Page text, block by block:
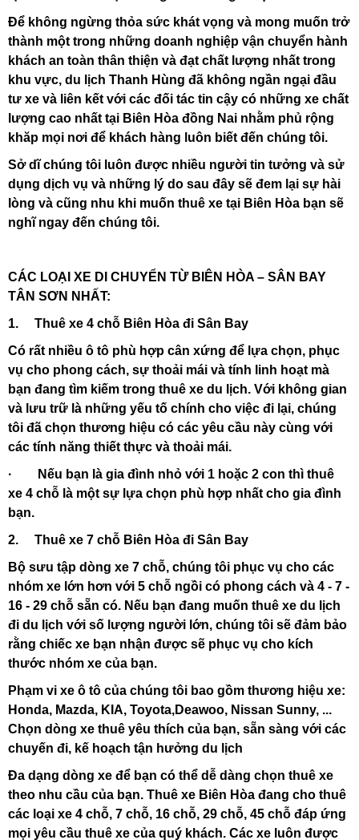
Để không ngừng thỏa sức khát vọng và mong muốn trở
thành một trong những doanh nghiệp vận chuyển hành
khách an toàn thân thiện và đạt chất lượng nhất trong
khu vực, du lịch Thanh Hùng đã không ngần ngại đầu
tư xe và liên kết với các đối tác tin cậy có những xe chất
lượng cao nhất tại Biên Hòa đồng Nai nhằm phủ rộng
khăp mọi nơi để khách hàng luôn biết đến chúng tôi.
Sở dĩ chúng tôi luôn được nhiều người tin tưởng và sử
dụng dịch vụ và những lý do sau đây sẽ đem lại sự hài
lòng và cũng nhu khi muốn thuê xe tại Biên Hòa bạn sẽ
nghĩ ngay đến chúng tôi.
CÁC LOẠI XE DI CHUYỂN TỪ BIÊN HÒA – SÂN BAY
TÂN SƠN NHẤT:
1. Thuê xe 4 chỗ Biên Hòa đi Sân Bay
Có rất nhiều ô tô phù hợp cân xứng để lựa chọn, phục
vụ cho phong cách, sự thoải mái và tính linh hoạt mà
bạn đang tìm kiếm trong thuê xe du lịch. Với không gian
và lưu trữ là những yếu tố chính cho việc đi lại, chúng
tôi đã chọn thương hiệu có các yêu cầu này cùng với
các tính năng thiết thực và thoải mái.
· Nếu bạn là gia đình nhỏ với 1 hoặc 2 con thì thuê
xe 4 chỗ là một sự lựa chọn phù hợp nhất cho gia đình
bạn.
2. Thuê xe 7 chỗ Biên Hòa đi Sân Bay
Bộ sưu tập dòng xe 7 chỗ, chúng tôi phục vụ cho các
nhóm xe lớn hơn với 5 chỗ ngồi có phong cách và 4 - 7 -
16 - 29 chỗ sẵn có. Nếu bạn đang muốn thuê xe du lịch
đi du lịch với số lượng người lớn, chúng tôi sẽ đảm bảo
rằng chiếc xe bạn nhận được sẽ phục vụ cho kích
thước nhóm xe của bạn.
Phạm vi xe ô tô của chúng tôi bao gồm thương hiệu xe:
Honda, Mazda, KIA, Toyota,Deawoo, Nissan Sunny, ...
Chọn dòng xe thuê yêu thích của bạn, sẵn sàng với các
chuyến đi, kế hoạch tận hưởng du lịch
Đa dạng dòng xe để bạn có thể dễ dàng chọn thuê xe
theo nhu cầu của bạn. Thuê xe Biên Hòa đang cho thuê
các loại xe 4 chỗ, 7 chỗ, 16 chỗ, 29 chỗ, 45 chỗ đáp ứng
mọi yêu cầu thuê xe của quý khách. Các xe luôn được